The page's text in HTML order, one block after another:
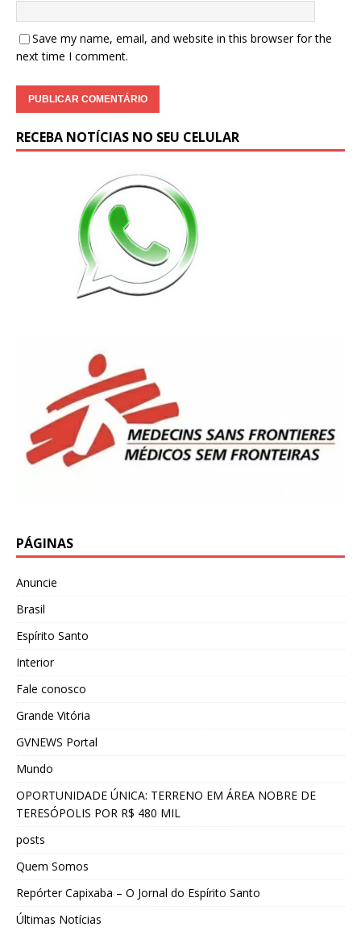
Save my name, email, and website in this browser for the
next time I comment.
RECEBA NOTÍCIAS NO SEU CELULAR
PÁGINAS
Anuncie
Brasil
Espírito Santo
Interior
Fale conosco
Grande Vitória
GVNEWS Portal
Mundo
OPORTUNIDADE ÚNICA: TERRENO EM ÁREA NOBRE DE
TERESÓPOLIS POR R$ 480 MIL
posts
Quem Somos
Repórter Capixaba – O Jornal do Espírito Santo
Últimas Notícias